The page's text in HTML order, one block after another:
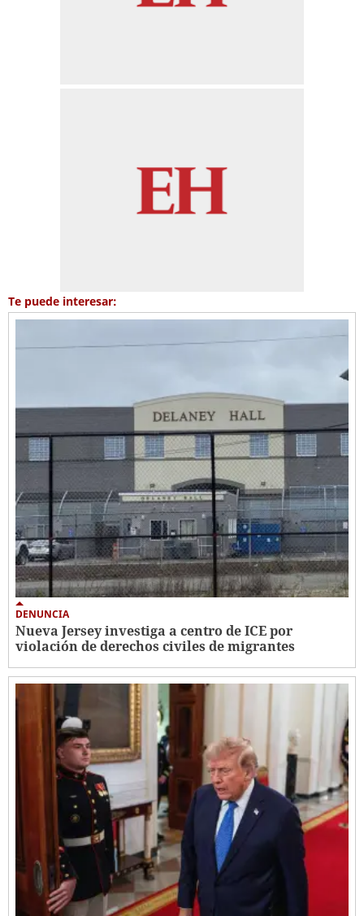
Te puede interesar:
DENUNCIA
Nueva Jersey investiga a centro de ICE por
violación de derechos civiles de migrantes